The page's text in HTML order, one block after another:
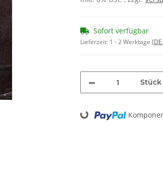
Sofort verfügbar
Lieferzeit: 1 - 2 Werktage
Stück
Loading...